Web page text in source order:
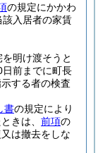
の規定にかかわ
入居者の家賃
明け渡そうと
前までに町長
する者の検査
書の規定により
きは、 前項の
は撤去をしな